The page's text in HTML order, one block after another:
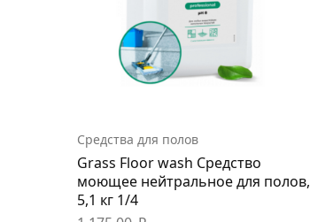
Средства для полов
Grass Floor wash Средство
моющее нейтральное для полов,
5,1 кг 1/4